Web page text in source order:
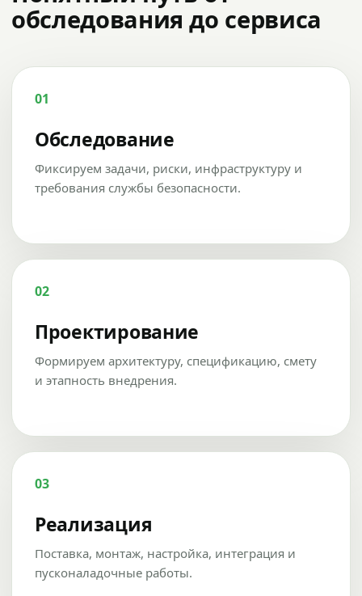
обследования до сервиса
01
Обследование
Фиксируем задачи, риски, инфраструктуру и
требования службы безопасности.
02
Проектирование
Формируем архитектуру, спецификацию, смету
и этапность внедрения.
03
Реализация
Поставка, монтаж, настройка, интеграция и
пусконаладочные работы.